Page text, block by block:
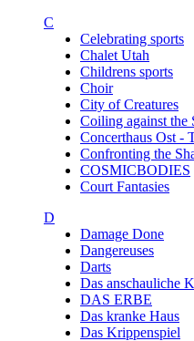
C
Celebrating sports
Chalet Utah
Childrens sports
Choir
City of Creatures
Coiling against the
Concerthaus Ost -
Confronting the
COSMICBODIES
Court Fantasies
D
Damage Done
Dangereuses
Darts
Das anschauliche
DAS ERBE
Das kranke Haus
Das Krippenspiel